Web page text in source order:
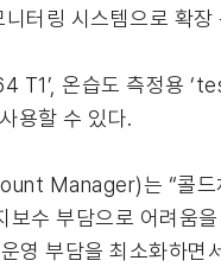
터링 시스템으로 확장
T1’, 온습도 측정용
용할 수 있다.
Manager)는 “콜드
수 부담으로 어려움
영 부담을 최소화하